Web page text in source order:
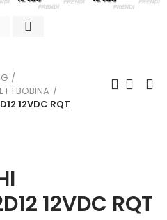
1 BOBINA
12VDC RQT
12VDC RQT